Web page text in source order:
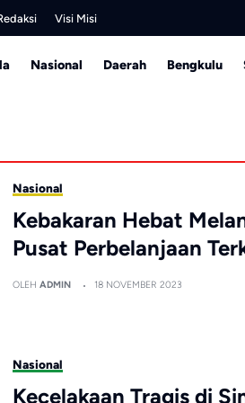
Visi Misi
Nasional Daerah Bengkulu
Nasional
Kebakaran Hebat
Pusat Perbelanjaan
OLEHADMIN 18 NOVEMBER 2023
Nasional
Kecelakaan Tragis di